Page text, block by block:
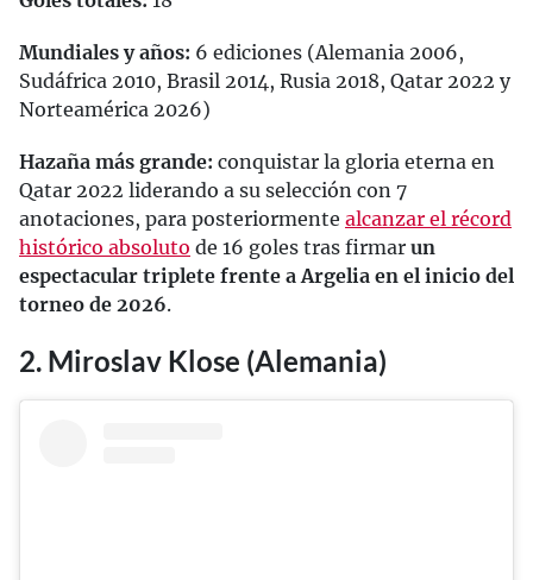
Mundiales y años: 6 ediciones (Alemania 2006,
Sudáfrica 2010, Brasil 2014, Rusia 2018, Qatar 2022 y
Norteamérica 2026)
Hazaña más grande: conquistar la gloria eterna en
Qatar 2022 liderando a su selección con 7
anotaciones, para posteriormente alcanzar el récord
histórico absoluto de 16 goles tras firmar un
espectacular triplete frente a Argelia en el inicio del
torneo de 2026.
2. Miroslav Klose (Alemania)